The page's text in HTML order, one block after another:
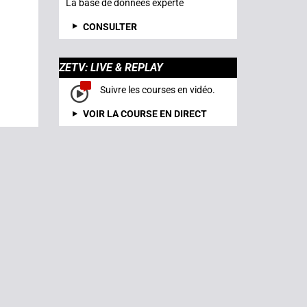
La base de données experte
CONSULTER
ZETV: LIVE & REPLAY
Suivre les courses en vidéo.
VOIR LA COURSE EN DIRECT